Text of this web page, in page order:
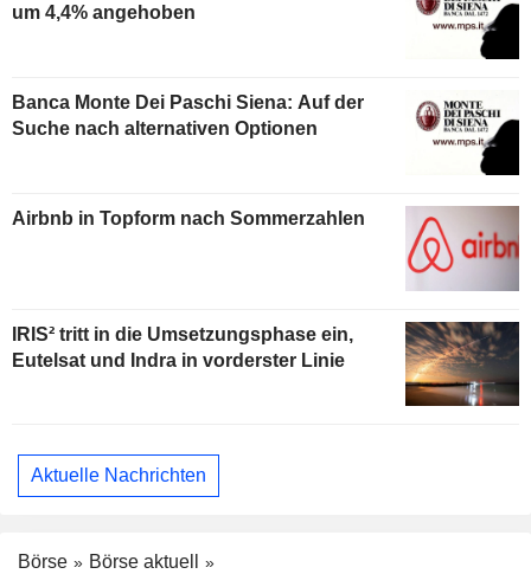
um 4,4% angehoben
Banca Monte Dei Paschi Siena: Auf der
Suche nach alternativen Optionen
Airbnb in Topform nach Sommerzahlen
IRIS² tritt in die Umsetzungsphase ein,
Eutelsat und Indra in vorderster Linie
Aktuelle Nachrichten
Börse
Börse aktuell